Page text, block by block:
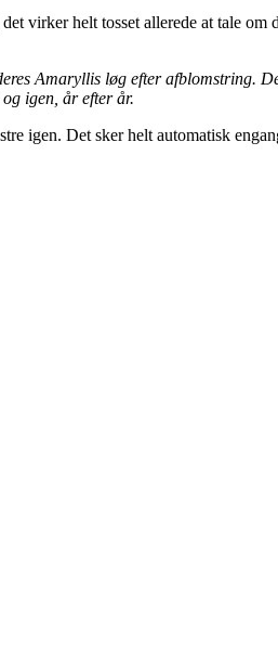
virker helt tosset allerede at tale
Amaryllis løg efter afblomstring.
igen, år efter år.
igen. Det sker helt automatisk